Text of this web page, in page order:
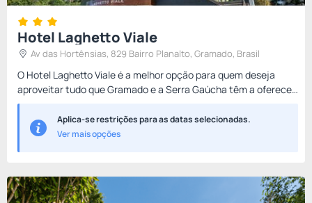
Hotel Laghetto Viale
Av das Hortênsias, 829 Bairro Planalto, Gramado, Brasil
O Hotel Laghetto Viale é a melhor opção para quem deseja
aproveitar tudo que Gramado e a Serra Gaúcha têm a oferecer,
em um espaço com infraestrutura de excelente qualidade e
ótimo...
Aplica-se restrições para as datas selecionadas.
Ver mais opções